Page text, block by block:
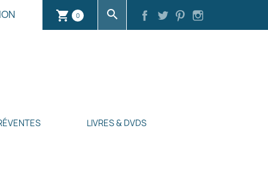
shopping_cart 0 search
LIVRES & DVDS